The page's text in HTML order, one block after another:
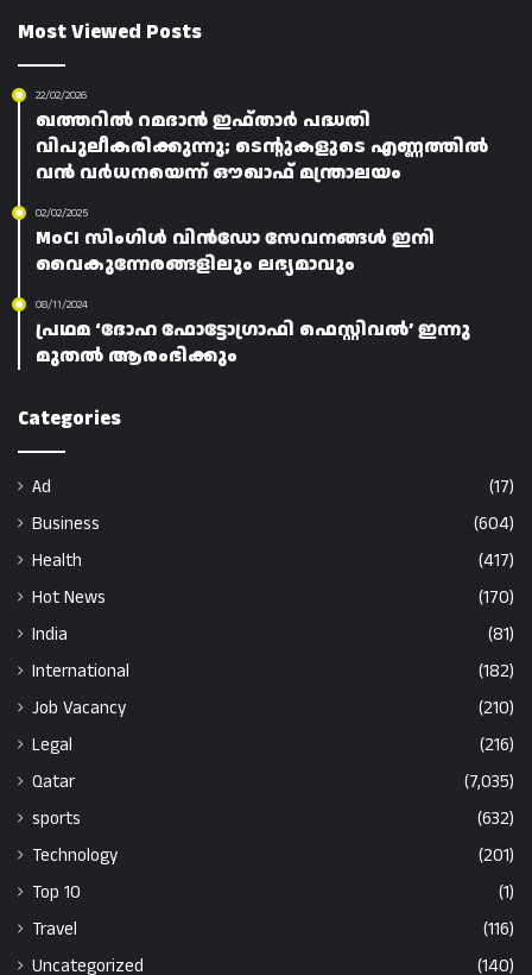
Most Viewed Posts
22/02/2026
ഖത്തറിൽ റമദാൻ ഇഫ്താർ പദ്ധതി
വിപുലീകരിക്കുന്നു; ടെന്റുകളുടെ എണ്ണത്തിൽ
വൻ വർധനയെന്ന് ഔഖാഫ് മന്ത്രാലയം
02/02/2025
MoCI സിംഗിൾ വിൻഡോ സേവനങ്ങൾ ഇനി
വൈകുന്നേരങ്ങളിലും ലഭ്യമാവും
08/11/2024
പ്രഥമ ‘ദോഹ ഫോട്ടോഗ്രാഫി ഫെസ്റ്റിവൽ’ ഇന്നു
മുതൽ ആരംഭിക്കും
Categories
Ad
(17)
Business
(604)
Health
(417)
Hot News
(170)
India
(81)
International
(182)
Job Vacancy
(210)
Legal
(216)
Qatar
(7,035)
sports
(632)
Technology
(201)
Top 10
(1)
Travel
(116)
Uncategorized
(140)